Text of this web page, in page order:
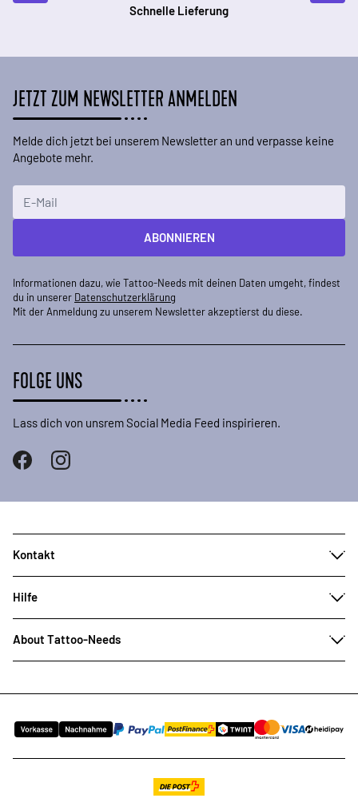
Schnelle Lieferung
JETZT ZUM NEWSLETTER ANMELDEN
Melde dich jetzt bei unserem Newsletter an und verpasse keine
Angebote mehr.
ABONNIEREN
Informationen dazu, wie Tattoo-Needs mit deinen Daten umgeht, findest
du in unserer Datenschutzerklärung
Mit der Anmeldung zu unserem Newsletter akzeptierst du diese.
FOLGE UNS
Lass dich von unsrem Social Media Feed inspirieren.
Kontakt
Hilfe
About Tattoo-Needs